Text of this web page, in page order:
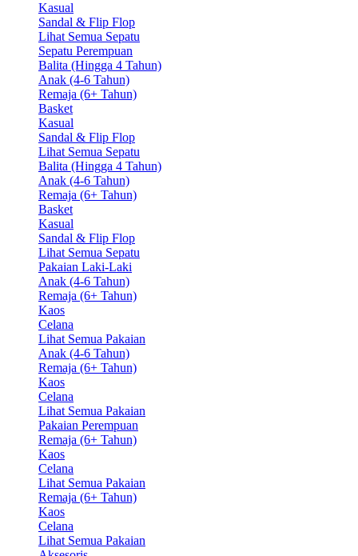
Kasual
Sandal & Flip Flop
Lihat Semua Sepatu
Sepatu Perempuan
Balita (Hingga 4 Tahun)
Anak (4-6 Tahun)
Remaja (6+ Tahun)
Basket
Kasual
Sandal & Flip Flop
Lihat Semua Sepatu
Balita (Hingga 4 Tahun)
Anak (4-6 Tahun)
Remaja (6+ Tahun)
Basket
Kasual
Sandal & Flip Flop
Lihat Semua Sepatu
Pakaian Laki-Laki
Anak (4-6 Tahun)
Remaja (6+ Tahun)
Kaos
Celana
Lihat Semua Pakaian
Anak (4-6 Tahun)
Remaja (6+ Tahun)
Kaos
Celana
Lihat Semua Pakaian
Pakaian Perempuan
Remaja (6+ Tahun)
Kaos
Celana
Lihat Semua Pakaian
Remaja (6+ Tahun)
Kaos
Celana
Lihat Semua Pakaian